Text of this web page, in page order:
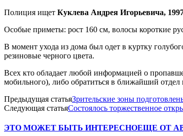
Полиция ищет Куклева Андрея Игорьевича,
Особые приметы: рост 160 см, волосы короткие
В момент ухода из дома был одет в куртку
резиновые черного цвета.
Всех кто обладает любой информацией о
мобильного), либо обратиться в ближайший
Предыдущая статьяЗрительские зоны
Следующая статьяСостоялось торжественное
ЭТО МОЖЕТ БЫТЬ ИНТЕРЕСНОЕЩЕ ОТ